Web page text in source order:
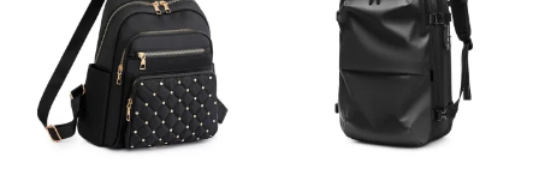
Les
options
peuvent
être
choisies
sur
Les
options
peuvent
être
choisies
sur